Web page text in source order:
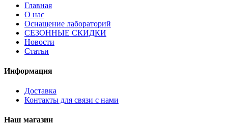
Главная
О нас
Оснащение лабораторий
СЕЗОННЫЕ СКИДКИ
Новости
Статьи
Информация
Доставка
Контакты для связи с нами
Наш магазин